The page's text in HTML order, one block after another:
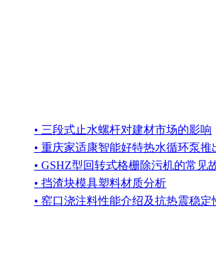
• 三段式止水螺杆对建材市场的影响
• 重庆家适康智能好特热水循环泵推
• GSHZ型回转式格栅除污机的常见
• 挡渣块模具塑料材质分析
• 窑口浇注料性能介绍及抗热震稳定